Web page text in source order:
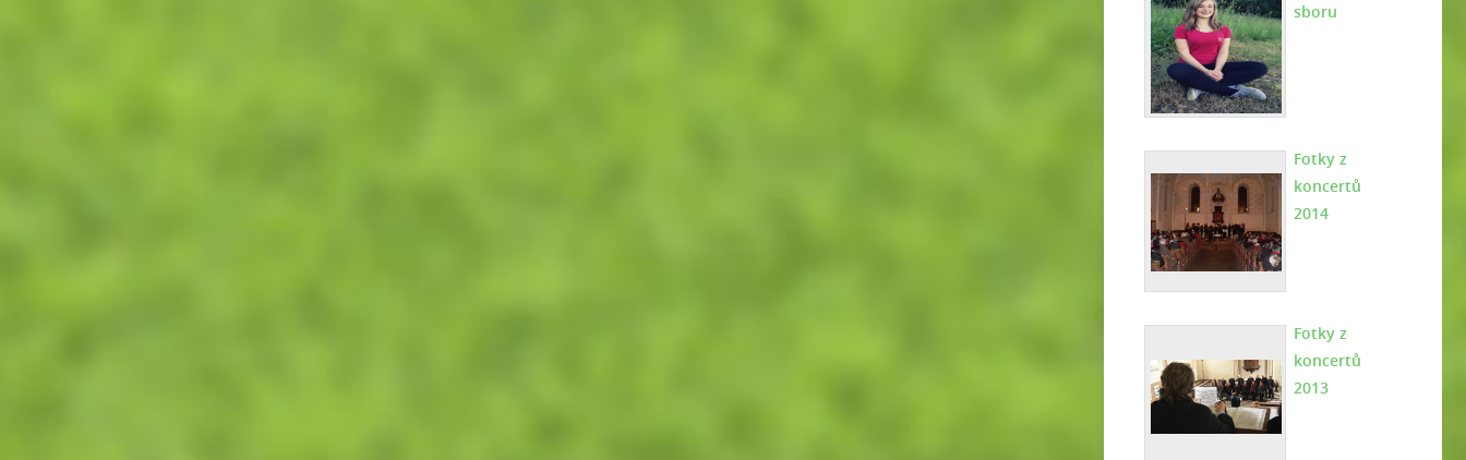
sboru
Fotky z
koncertů
2014
Fotky z
koncertů
2013